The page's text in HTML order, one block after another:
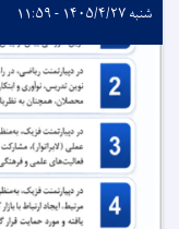
شنبه ۱۴۰۵/۴/۲۷ - ۱۱:۵۹